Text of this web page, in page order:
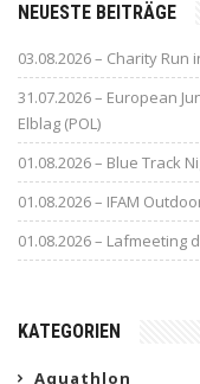
NEUESTE BEITRÄGE
03.08.2026 – Charity Run
31.07.2026 – European
Elblag (POL)
01.08.2026 – Blue Track
01.08.2026 – IFAM
01.08.2026 – Lafmeeting
KATEGORIEN
Aquathlon